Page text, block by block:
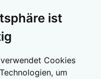
ist
Cookies
um